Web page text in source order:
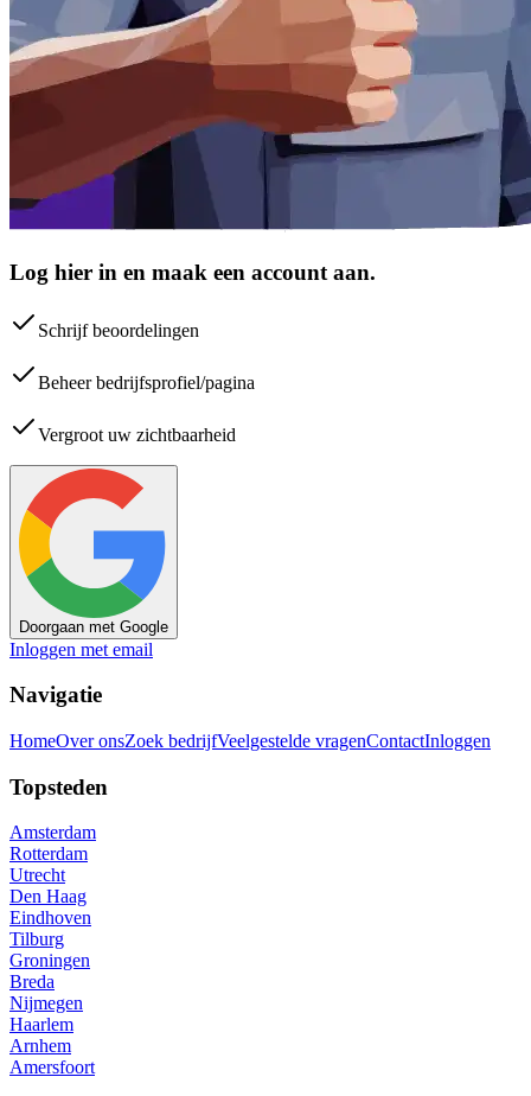
Log hier in en maak een account aan.
Schrijf beoordelingen
Beheer bedrijfsprofiel/pagina
Vergroot uw zichtbaarheid
Doorgaan met Google
Inloggen met email
Navigatie
HomeOver onsZoek bedrijfVeelgestelde vragenContactInloggen
Topsteden
Amsterdam
Rotterdam
Utrecht
Den Haag
Eindhoven
Tilburg
Groningen
Breda
Nijmegen
Haarlem
Arnhem
Amersfoort